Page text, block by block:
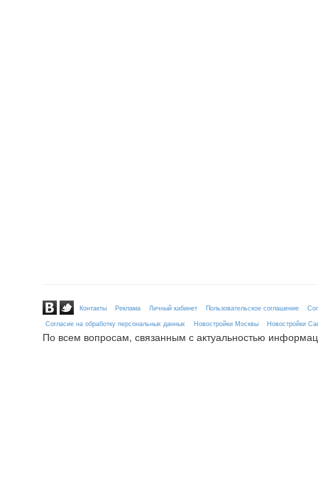
Контакты Реклама Личный кабинет Пользовательское соглашение
Согласие на обработку персональных данных
Новостройки Москвы Новостройки
По всем вопросам, связанным с актуальностью